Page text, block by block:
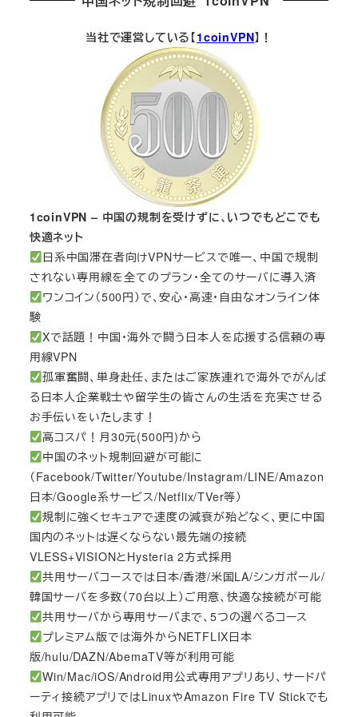
当社で運営している【1coinVPN】！
1coinVPN – 中国の規制を受けずに、いつでもどこでも
快適ネット
日系中国滞在者向けVPNサービスで唯一、中国で規制
されない専用線を全てのプラン・全てのサーバに導入済
ワンコイン（500円）で、安心・高速・自由なオンライン体
験
Xで話題！中国・海外で闘う日本人を応援する信頼の専
用線VPN
孤軍奮闘、単身赴任、またはご家族連れで海外でがんば
る日本人企業戦士や留学生の皆さんの生活を充実させる
お手伝いをいたします！
高コスパ！月30元(500円)から
中国のネット規制回避が可能に
（Facebook/Twitter/Youtube/Instagram/LINE/Amazon
日本/Google系サービス/Netflix/TVer等）
規制に強くセキュアで速度の減衰が殆どなく、更に中国
国内のネットは遅くならない最先端の接続
VLESS+VISIONとHysteria 2方式採用
共用サーバコースでは日本/香港/米国LA/シンガポール/
韓国サーバを多数（70台以上）ご用意、快適な接続が可能
共用サーバから専用サーバまで、5つの選べるコース
プレミアム版では海外からNETFLIX日本
版/hulu/DAZN/AbemaTV等が利用可能
Win/Mac/iOS/Android用公式専用アプリあり、サードパ
ーティ接続アプリではLinuxやAmazon Fire TV Stickでも